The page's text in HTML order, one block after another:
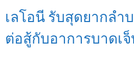
เลโอนี รับสุดยากลำ
ต่อสู้กับอาการบาดเ